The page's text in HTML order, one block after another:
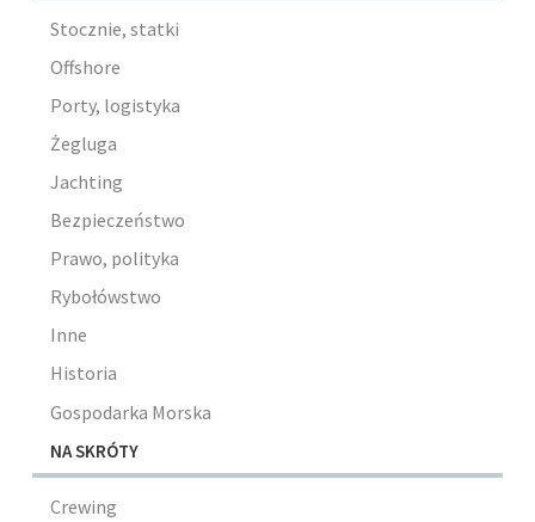
Stocznie, statki
Offshore
Porty, logistyka
Żegluga
Jachting
Bezpieczeństwo
Prawo, polityka
Rybołówstwo
Inne
Historia
Gospodarka Morska
NA SKRÓTY
Crewing